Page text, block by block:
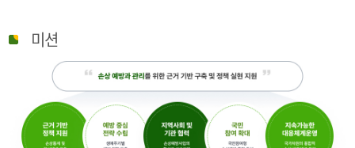
미션